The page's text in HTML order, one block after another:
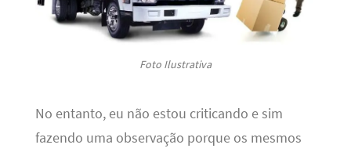
Foto Ilustrativa
No entanto, eu não estou criticando e sim
fazendo uma observação porque os mesmos